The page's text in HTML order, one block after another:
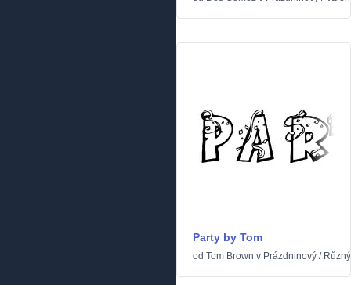
Party by Tom
od Tom Brown v Prázdninový / Různý